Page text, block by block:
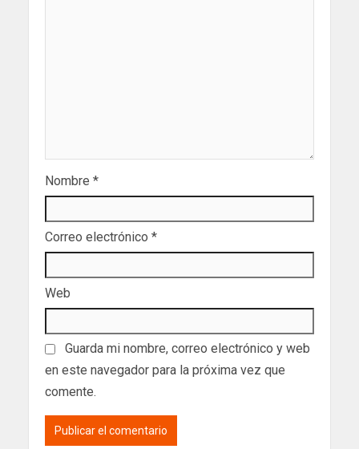
Nombre *
Correo electrónico *
Web
Guarda mi nombre, correo electrónico y web
en este navegador para la próxima vez que
comente.